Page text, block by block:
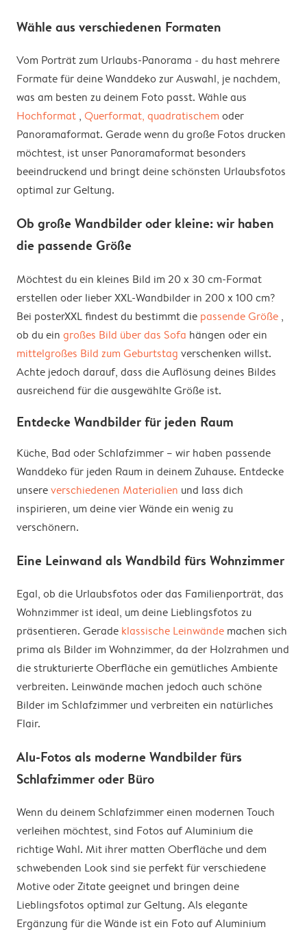
Wähle aus verschiedenen Formaten
Vom Porträt zum Urlaubs-Panorama ‒ du hast mehrere
Formate für deine Wanddeko zur Auswahl, je nachdem,
was am besten zu deinem Foto passt. Wähle aus
Hochformat , Querformat, quadratischem oder
Panoramaformat. Gerade wenn du große Fotos drucken
möchtest, ist unser Panoramaformat besonders
beeindruckend und bringt deine schönsten Urlaubsfotos
optimal zur Geltung.
Ob große Wandbilder oder kleine: wir haben
die passende Größe
Möchtest du ein kleines Bild im 20 x 30 cm-Format
erstellen oder lieber XXL-Wandbilder in 200 x 100 cm?
Bei posterXXL findest du bestimmt die passende Größe ,
ob du ein großes Bild über das Sofa hängen oder ein
mittelgroßes Bild zum Geburtstag verschenken willst.
Achte jedoch darauf, dass die Auflösung deines Bildes
ausreichend für die ausgewählte Größe ist.
Entdecke Wandbilder für jeden Raum
Küche, Bad oder Schlafzimmer – wir haben passende
Wanddeko für jeden Raum in deinem Zuhause. Entdecke
unsereverschiedenen Materialien und lass dich
inspirieren, um deine vier Wände ein wenig zu
verschönern.
Eine Leinwand als Wandbild fürs Wohnzimmer
Egal, ob die Urlaubsfotos oder das Familienporträt, das
Wohnzimmer ist ideal, um deine Lieblingsfotos zu
präsentieren. Gerade klassische Leinwände machen sich
prima als Bilder im Wohnzimmer, da der Holzrahmen und
die strukturierte Oberfläche ein gemütliches Ambiente
verbreiten. Leinwände machen jedoch auch schöne
Bilder im Schlafzimmer und verbreiten ein natürliches
Flair.
Alu-Fotos als moderne Wandbilder fürs
Schlafzimmer oder Büro
Wenn du deinem Schlafzimmer einen modernen Touch
verleihen möchtest, sind Fotos auf Aluminium die
richtige Wahl. Mit ihrer matten Oberfläche und dem
schwebenden Look sind sie perfekt für verschiedene
Motive oder Zitate geeignet und bringen deine
Lieblingsfotos optimal zur Geltung. Als elegante
Ergänzung für die Wände ist ein Foto auf Aluminium